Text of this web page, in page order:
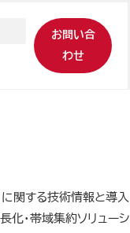
お問い合
わせ
関する技術情報と導入
・帯域集約ソリューシ